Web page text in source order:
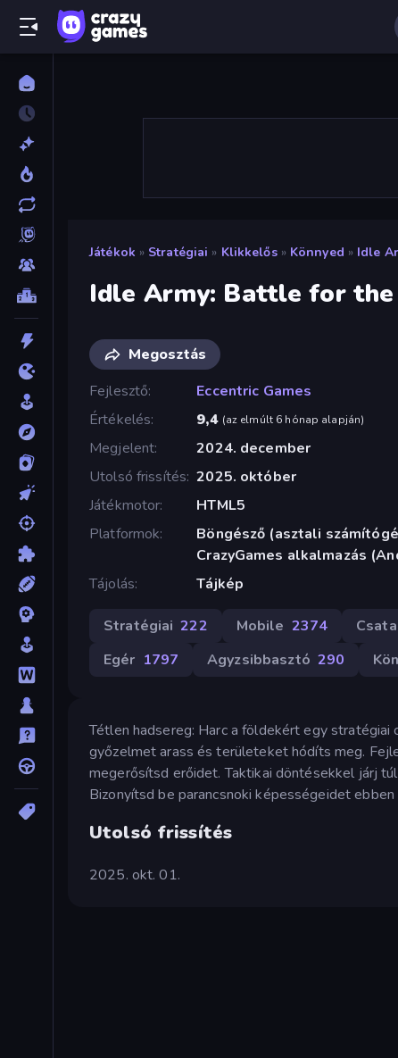
Játékok » Stratégiai » Klikkelős » Könnyed » Idle
Idle Army: Battle for the
Megosztás
Fejlesztő
Eccentric Games
Értékelés
9,4 (az elmúlt 6 hónap alapján)
Megjelent
2024. december
Utolsó frissítés 2025. október
Játékmotor
HTML5
Platformok
Böngésző (asztali
CrazyGames alkalmazás
Tájolás
Tájkép
Stratégiai 222 Mobile 2374 Csata
Egér 1797 Agyzsibbasztó 290
Tétlen hadsereg: Harc a földekért egy
győzelmet arass és területeket hódíts meg.
megerősítsd erőidet. Taktikai döntésekkel járj
Bizonyítsd be parancsnoki képességeidet ebben
Utolsó frissítés
2025. okt. 01.